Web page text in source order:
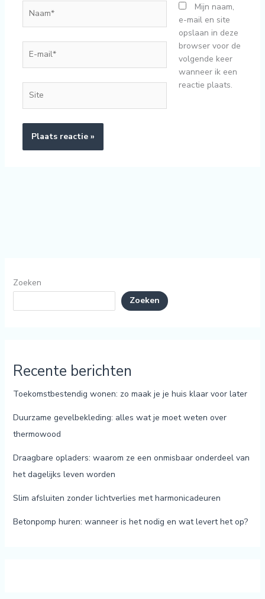
mail*
Mijn naam,
e-mail en site
opslaan in deze
browser voor de
volgende keer
wanneer ik een
reactie plaats.
Zoeken
Zoeken
Recente berichten
Toekomstbestendig wonen: zo maak je je huis klaar voor later
Duurzame gevelbekleding: alles wat je moet weten over
thermowood
Draagbare opladers: waarom ze een onmisbaar onderdeel van
het dagelijks leven worden
Slim afsluiten zonder lichtverlies met harmonicadeuren
Betonpomp huren: wanneer is het nodig en wat levert het op?